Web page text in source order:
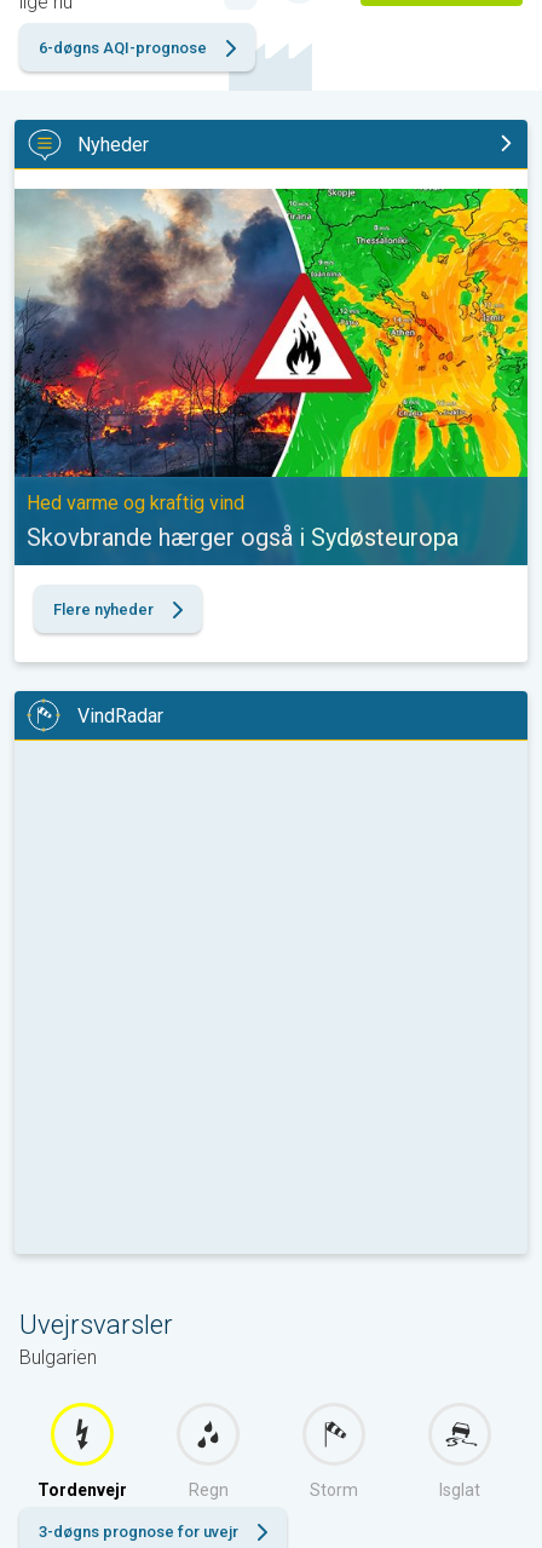
6-døgns AQI-prognose
Nyheder
Skovbrande hærger også i Sydøsteuropa. Hed varme og
Hed varme og kraftig vind
Skovbrande hærger også i Sydøsteuropa
Flere nyheder
VindRadar
Uvejrsvarsler
Bulgarien
Tordenvejr Regn Storm Isglat
3-døgns prognose for uvejr